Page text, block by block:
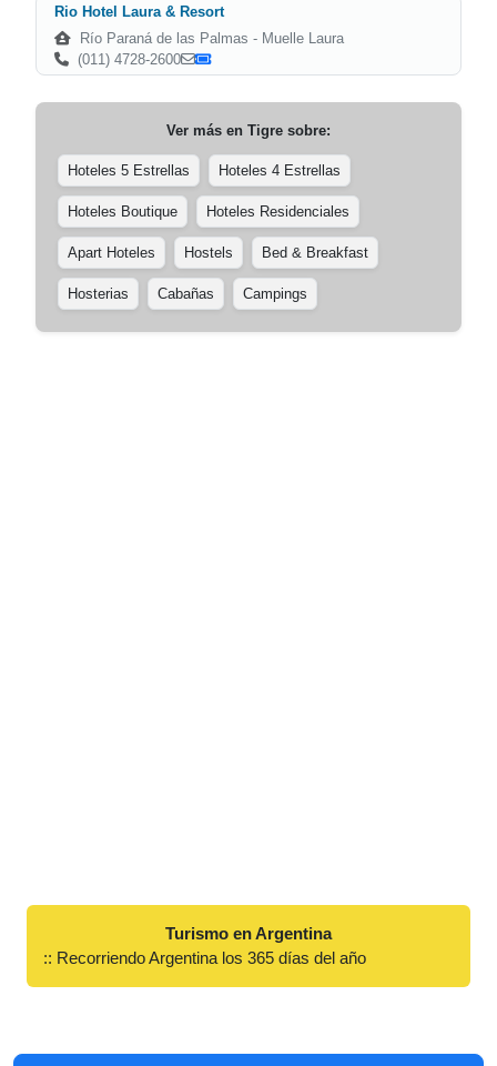
Rio Hotel Laura & Resort
Río Paraná de las Palmas - Muelle Laura
(011) 4728-2600
Ver más en Tigre sobre:
Hoteles 5 Estrellas Hoteles 4 Estrellas
Hoteles Boutique Hoteles Residenciales
Apart Hoteles Hostels Bed & Breakfast
Hosterias Cabañas Campings
Turismo en Argentina
:: Recorriendo Argentina los 365 días del año